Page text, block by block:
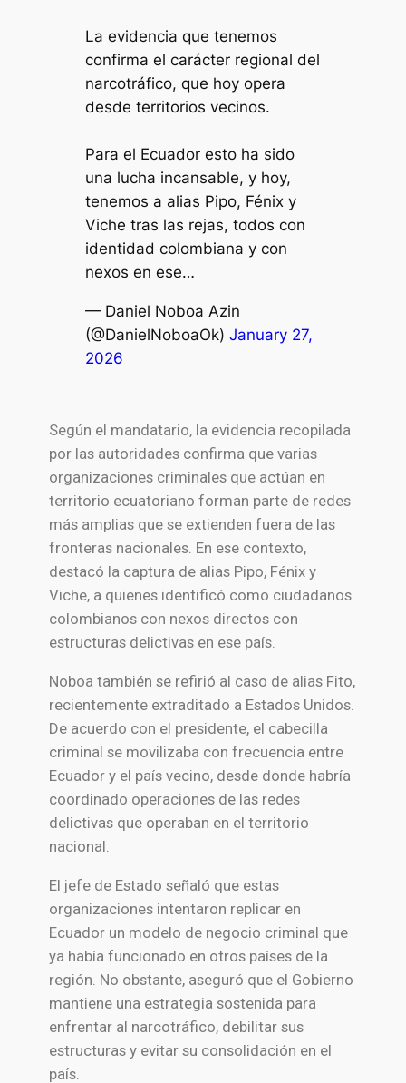
La evidencia que tenemos
confirma el carácter regional del
narcotráfico, que hoy opera
desde territorios vecinos.
Para el Ecuador esto ha sido
una lucha incansable, y hoy,
tenemos a alias Pipo, Fénix y
Viche tras las rejas, todos con
identidad colombiana y con
nexos en ese…
— Daniel Noboa Azin
(@DanielNoboaOk) January 27,
2026
Según el mandatario, la evidencia recopilada
por las autoridades confirma que varias
organizaciones criminales que actúan en
territorio ecuatoriano forman parte de redes
más amplias que se extienden fuera de las
fronteras nacionales. En ese contexto,
destacó la captura de alias Pipo, Fénix y
Viche, a quienes identificó como ciudadanos
colombianos con nexos directos con
estructuras delictivas en ese país.
Noboa también se refirió al caso de alias Fito,
recientemente extraditado a Estados Unidos.
De acuerdo con el presidente, el cabecilla
criminal se movilizaba con frecuencia entre
Ecuador y el país vecino, desde donde habría
coordinado operaciones de las redes
delictivas que operaban en el territorio
nacional.
El jefe de Estado señaló que estas
organizaciones intentaron replicar en
Ecuador un modelo de negocio criminal que
ya había funcionado en otros países de la
región. No obstante, aseguró que el Gobierno
mantiene una estrategia sostenida para
enfrentar al narcotráfico, debilitar sus
estructuras y evitar su consolidación en el
país.